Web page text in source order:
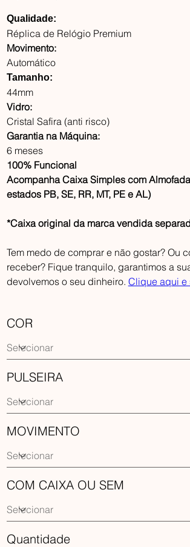
Qualidade:
Réplica de Relógio Premium
Movimento:
Automático
Tamanho:
44mm
Vidro:
Cristal Safira (anti risco)
Garantia na Máquina:
6 meses
100% Funcional
Acompanha Caixa Simples com
estados PB, SE, RR, MT, PE e AL)
*Caixa original da marca vendida
Tem medo de comprar e não gostar? Ou
receber? Fique tranquilo, garantimos a
devolvemos o seu dinheiro. Clique aqui e
COR
PULSEIRA
MOVIMENTO
COM CAIXA OU SEM
Quantidade